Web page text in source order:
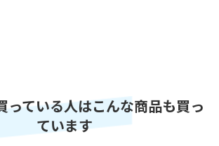
っている人はこんな商品も買っ
ています